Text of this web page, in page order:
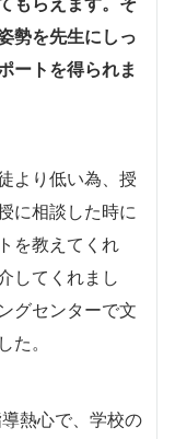
勢を先生にしっ
ートを得られま
より低い為、授
に相談した時に
を教えてくれ
してくれまし
グセンターで文
た。
熱心で、学校の